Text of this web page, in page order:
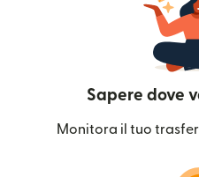
Sapere dove
Monitora il tuo